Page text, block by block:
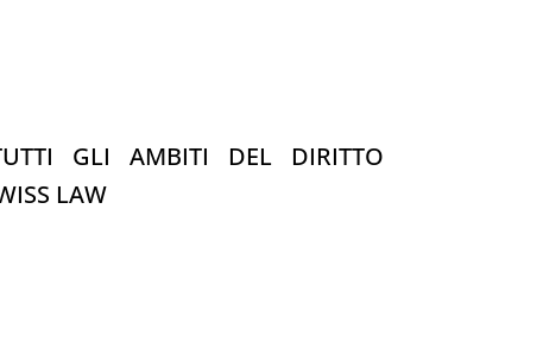
GLI AMBITI DEL DIRITTO
LAW